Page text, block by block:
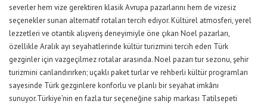
severler hem vize gerektiren klasik Avrupa pazarlarını hem de vizesiz
seçeneklersunan alternatif rotaları tercih ediyor.Kültürel atmosferi, yerel
lezzetleri ve otantik alışveriş deneyimiyle öne çıkan Noel pazarları,
özellikle Aralık ayı seyahatlerinde kültür turizmini tercih eden Türk
gezginler için vazgeçilmez rotalar arasında.Noel pazarı tur sezonu, şehir
turizmini canlandırırken; uçaklı paket turlar ve rehberli kültür programları
sayesinde Türk gezginlere konforlu ve planlı bir seyahat imkânı
sunuyor.Türkiye’nin en fazla tur seçeneğine sahip markası Tatilsepeti